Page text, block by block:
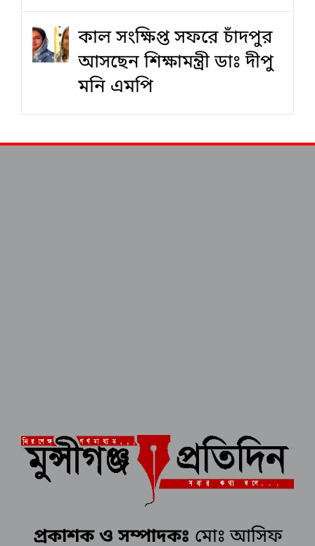
কাল সংক্ষিপ্ত সফরে চাঁদপুর
আসছেন শিক্ষামন্ত্রী ডাঃ দীপু
মনি এমপি
প্রকাশক ও সম্পাদকঃ মোঃ আসিফ